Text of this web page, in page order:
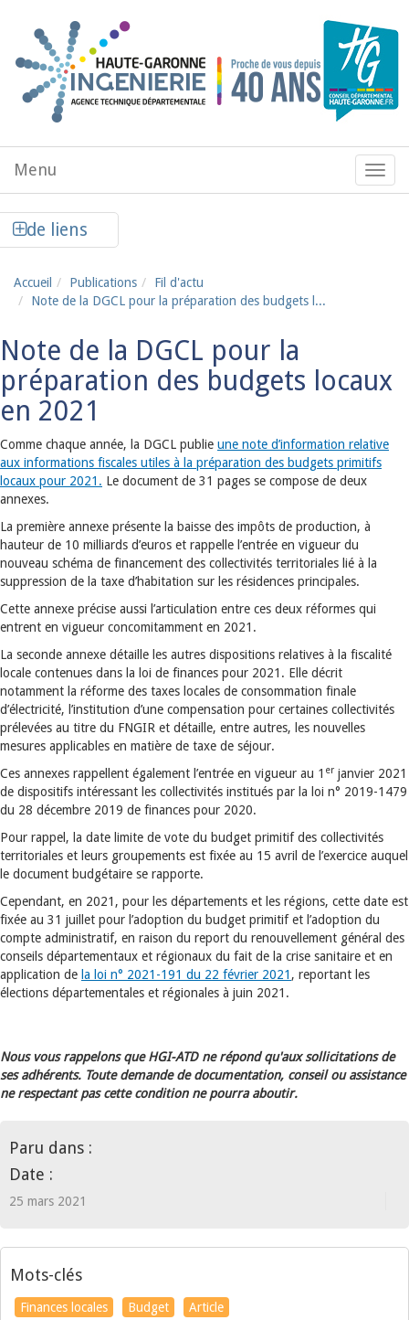
Menu
de
Menu
de liens
Accueil Publications
Fil d'actu
Note de la DGCL pour la préparation des budgets l...
Note de la DGCL pour la
préparation des budgets locaux
en 2021
Comme chaque année, la DGCL publie une note d’information relative
aux informations fiscales utiles à la préparation des budgets primitifs
locaux pour 2021. Le document de 31 pages se compose de deux
annexes.
La première annexe présente la baisse des impôts de production, à
hauteur de 10 milliards d’euros et rappelle l’entrée en vigueur du
nouveau schéma de financement des collectivités territoriales lié à la
suppression de la taxe d’habitation sur les résidences principales.
Cette annexe précise aussi l’articulation entre ces deux réformes qui
entrent en vigueur concomitamment en 2021.
La seconde annexe détaille les autres dispositions relatives à la fiscalité
locale contenues dans la loi de finances pour 2021. Elle décrit
notamment la réforme des taxes locales de consommation finale
d’électricité, l’institution d’une compensation pour certaines collectivités
prélevées au titre du FNGIR et détaille, entre autres, les nouvelles
mesures applicables en matière de taxe de séjour.
Ces annexes rappellent également l’entrée en vigueur au 1 er janvier 2021
de dispositifs intéressant les collectivités institués par la loi n° 2019-1479
du 28 décembre 2019 de finances pour 2020.
Pour rappel, la date limite de vote du budget primitif des collectivités
territoriales et leurs groupements est fixée au 15 avril de l’exercice auquel
le document budgétaire se rapporte.
Cependant, en 2021, pour les départements et les régions, cette date est
fixée au 31 juillet pour l’adoption du budget primitif et l’adoption du
compte administratif, en raison du report du renouvellement général des
conseils départementaux et régionaux du fait de la crise sanitaire et en
application de la loi n° 2021-191 du 22 février 2021 , reportant les
élections départementales et régionales à juin 2021.
Nous vous rappelons que HGI-ATD ne répond qu'aux sollicitations de
ses adhérents. Toute demande de documentation, conseil ou assistance
ne respectant pas cette condition ne pourra aboutir.
Paru dans :
Date :
25 mars 2021
Mots-clés
Finances locales Budget Article